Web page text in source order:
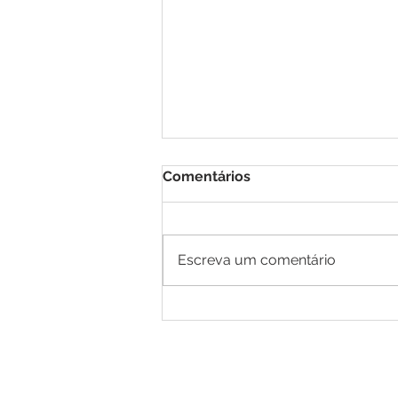
Comentários
Escreva um comentário